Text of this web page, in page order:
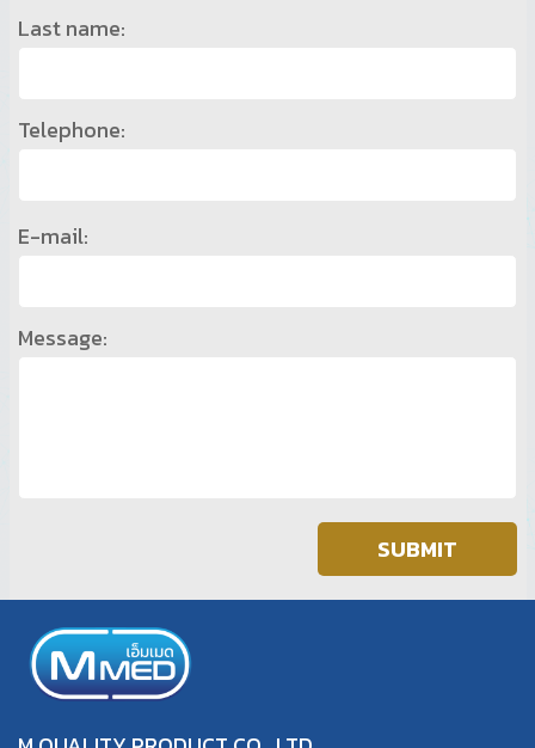
Last name:
Telephone:
E-mail:
Message: